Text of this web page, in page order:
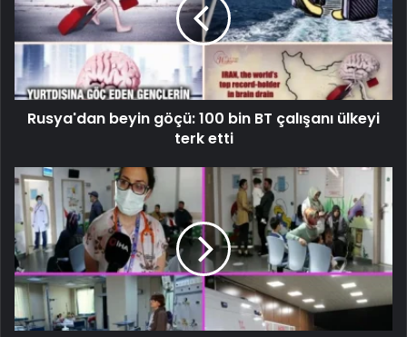
Rusya'dan beyin göçü: 100 bin BT çalışanı ülkeyi
terk etti